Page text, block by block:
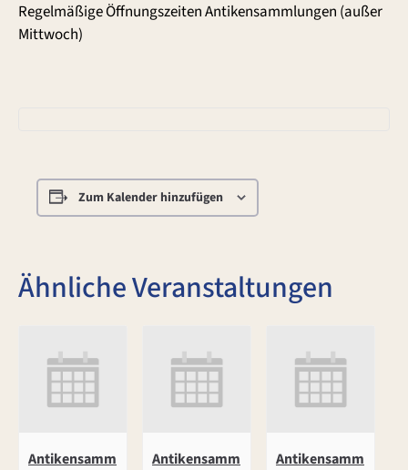
Regelmäßige Öffnungszeiten Antikensammlungen (außer
Mittwoch)
Zum Kalender hinzufügen
Ähnliche Veranstaltungen
Antikensamm
Antikensamm
Antikensamm